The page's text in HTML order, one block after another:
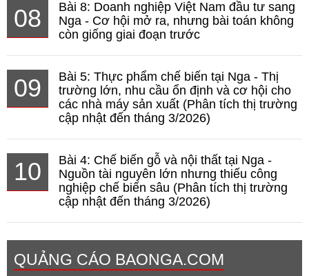
08
Bài 8: Doanh nghiệp Việt Nam đầu tư sang
Nga - Cơ hội mở ra, nhưng bài toán không
còn giống giai đoạn trước
09
Bài 5: Thực phẩm chế biến tại Nga - Thị
trường lớn, nhu cầu ổn định và cơ hội cho
các nhà máy sản xuất (Phân tích thị trường
cập nhật đến tháng 3/2026)
10
Bài 4: Chế biến gỗ và nội thất tại Nga -
Nguồn tài nguyên lớn nhưng thiếu công
nghiệp chế biến sâu (Phân tích thị trường
cập nhật đến tháng 3/2026)
QUẢNG CÁO BAONGA.COM